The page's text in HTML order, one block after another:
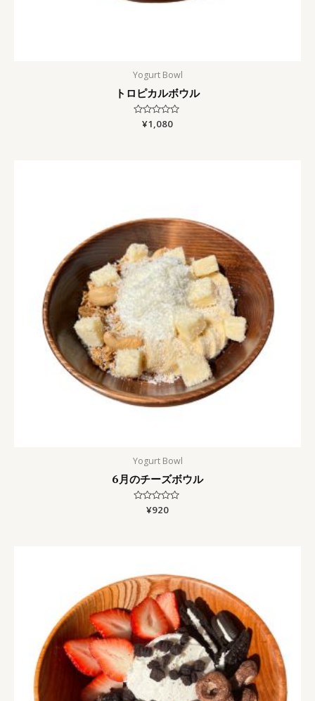
Yogurt Bowl
トロピカルボウル
Rated
¥1,080
Yogurt Bowl
6月のチーズボウル
Rated
¥920